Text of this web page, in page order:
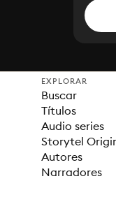
EXPLORAR
Buscar
Títulos
Audio series
Storytel
Autores
Narradores